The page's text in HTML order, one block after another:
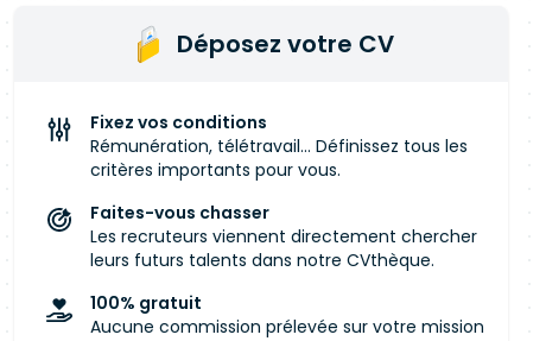
Déposez votre CV
Fixez vos conditions
Rémunération, télétravail... Définissez tous les
critères importants pour vous.
Faites-vous chasser
Les recruteurs viennent directement chercher
leurs futurs talents dans notre CVthèque.
100% gratuit
Aucune commission prélevée sur votre mission